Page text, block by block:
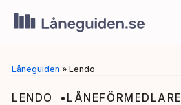
Låneguiden » Lendo
LENDO LÅNEFÖRMEDLARE